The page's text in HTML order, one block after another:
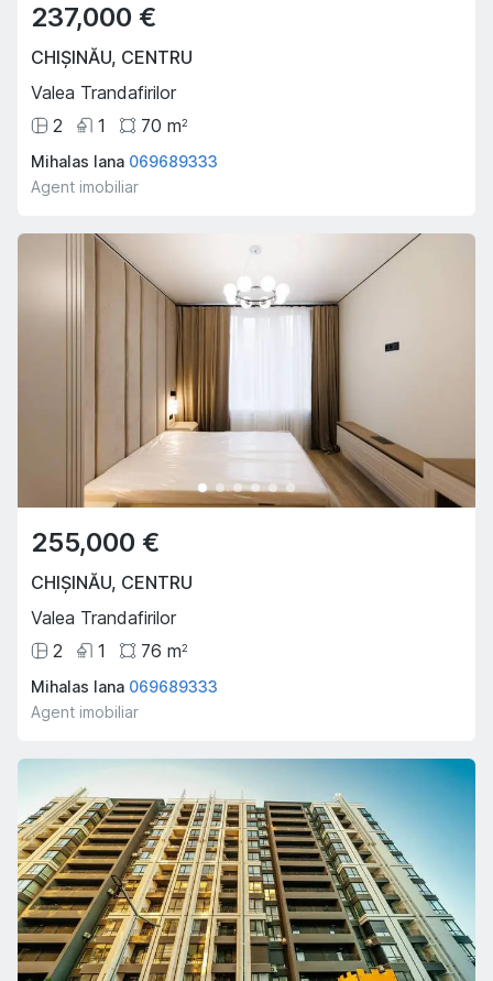
237,000 €
CHIȘINĂU, CENTRU
Valea Trandafirilor
2
1 70 m2
Mihalas Iana 069689333
Agent imobiliar
255,000 €
CHIȘINĂU, CENTRU
Valea Trandafirilor
2
1 76 m2
Mihalas Iana 069689333
Agent imobiliar